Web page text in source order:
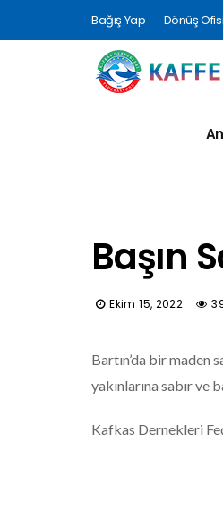
Bağış Yap Dönüş Ofisi
Başın
Ekim 15, 2022
Bartın’da bir maden
yakınlarına sabır ve
Kafkas Dernekleri